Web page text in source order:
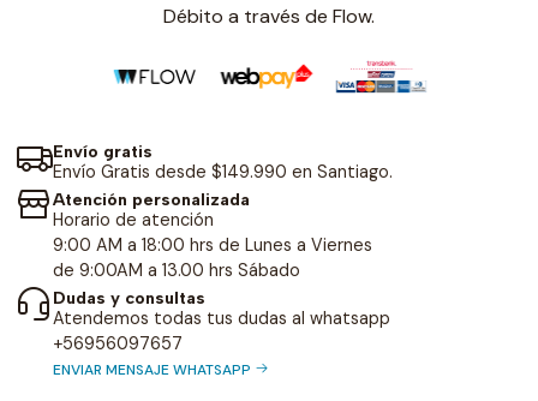
Débito a través de Flow.
Envío gratis
Envío Gratis desde $149.990 en Santiago.
Atención personalizada
Horario de atención
9:00 AM a 18:00 hrs de Lunes a Viernes
de 9:00AM a 13.00 hrs Sábado
Dudas y consultas
Atendemos todas tus dudas al whatsapp
+56956097657
ENVIAR MENSAJE WHATSAPP